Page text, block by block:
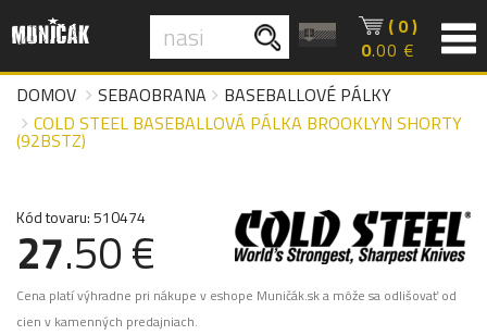
( 0 )
0.00 €
DOMOV
SEBAOBRANA
BASEBALLOVÉ PÁLKY
COLD STEEL BASEBALLOVÁ PÁLKA BROOKLYN SHORTY
(92BSTZ)
Kód tovaru: 510474
27.50 €
Cena platí výhradne pri nákupe v eshope Muničák.sk a môže sa odlišovať od
cien v kamenných predajniach.